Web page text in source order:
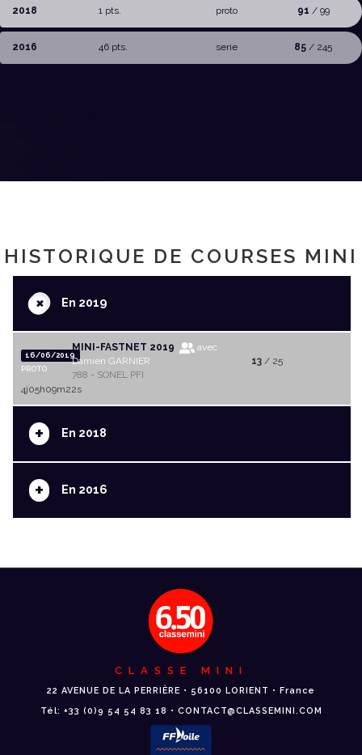
2018 1 pts. proto 91 / 99
2016 46 pts. serie 85 / 245
HISTORIQUE DE COURSES MINI
+En 2019
16/06/2019
PROTO
MINI-FASTNET 2019
avec
Damien GARNIER
788 - SONEL PFI
13/ 25
4j05h09m22s
+ En 2018
+ En 2016
CLASSE MINI
22 AVENUE DE LA PERRIÈRE • 56100 LORIENT • France
Tél: +33 (0)9 54 54 83 18 • CONTACT@CLASSEMINI.COM